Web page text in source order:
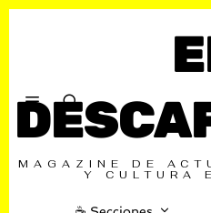
MAGAZINE DE
Y CULTURA